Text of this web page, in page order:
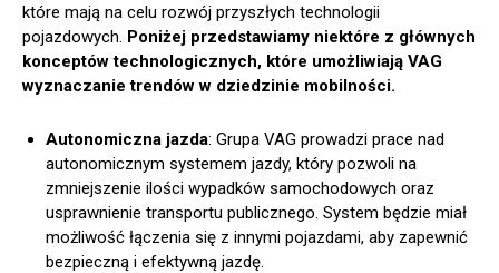
które mają na celu rozwój przyszłych technologii
pojazdowych. Poniżej przedstawiamy niektóre z głównych
konceptów technologicznych, które umożliwiają VAG
wyznaczanie trendów w dziedzinie mobilności.
Autonomiczna jazda: Grupa VAG prowadzi prace nad
autonomicznym systemem jazdy, który pozwoli na
zmniejszenie ilości wypadków samochodowych oraz
usprawnienie transportu publicznego. System będzie miał
możliwość łączenia się z innymi pojazdami, aby zapewnić
bezpieczną i efektywną jazdę.